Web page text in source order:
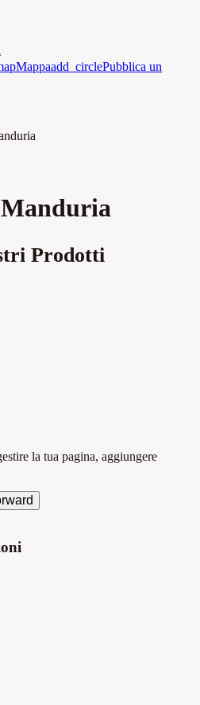
Mappaadd_circlePubblica un
Prodotti
la tua pagina, aggiungere